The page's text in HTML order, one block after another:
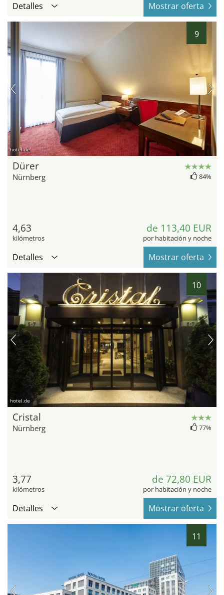
Detalles Mostrar oferta
9
hotel.de
Dürer
Nürnberg 84%
4,63
kilómetros
de 113,40 EUR
por habitación y noche
Detalles Mostrar oferta
10
hotel.de
Cristal
Nürnberg 77%
3,77
kilómetros
de 72,80 EUR
por habitación y noche
Detalles Mostrar oferta
11